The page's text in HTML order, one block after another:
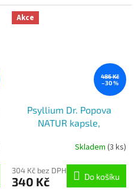
Akce
486 Kč
–30 %
Psyllium Dr. Popova
NATUR kapsle,
Dr. PopovSkladem (3 ks)
304 Kč bez DPH
340 Kč Do košíku